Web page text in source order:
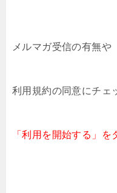
メルマガ受信の有無や
利用規約の同意にチェ
「利用を開始する」を